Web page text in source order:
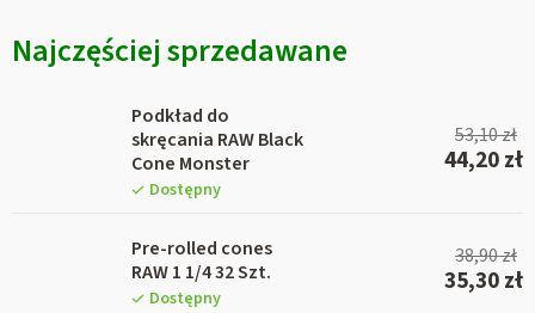
Najczęściej sprzedawane
Podkład do
skręcania RAW Black
Cone Monster
Dostępny
53,10 zł
44,20 zł
Pre-rolled cones
RAW 1 1/4 32 Szt.
Dostępny
38,90 zł
35,30 zł